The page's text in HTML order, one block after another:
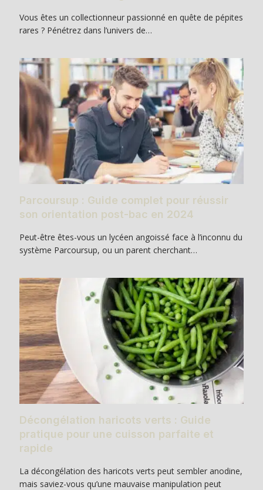
Vous êtes un collectionneur passionné en quête de pépites
rares ? Pénétrez dans l’univers de…
Parcoursup : Guide complet pour réussir
son orientation post-bac en 2024
Peut-être êtes-vous un lycéen angoissé face à l’inconnu du
système Parcoursup, ou un parent cherchant…
Décongélation haricots verts : Guide
pratique pour une cuisson parfaite et
rapide
La décongélation des haricots verts peut sembler anodine,
mais saviez-vous qu’une mauvaise manipulation peut